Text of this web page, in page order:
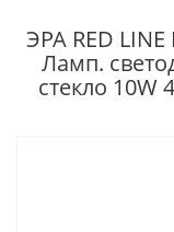
ЭРА RED
Ламп.
стекло 10W